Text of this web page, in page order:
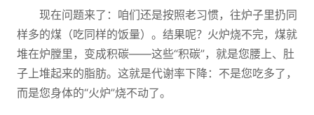
现在问题来了：咱们还是按照老习惯，往炉子里扔同
样多的煤（吃同样的饭量）。结果呢？火炉烧不完，煤就
堆在炉膛里，变成积碳——这些“积碳”，就是您腰上、肚
子上堆起来的脂肪。这就是代谢率下降：不是您吃多了，
而是您身体的“火炉”烧不动了。